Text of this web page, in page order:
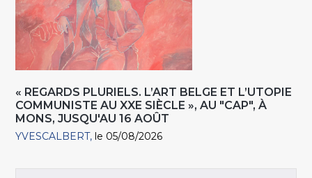
« REGARDS PLURIELS. L’ART BELGE ET L’UTOPIE
COMMUNISTE AU XXE SIÈCLE », AU "CAP", À
MONS, JUSQU'AU 16 AOÛT
YVESCALBERT le 05/08/2026